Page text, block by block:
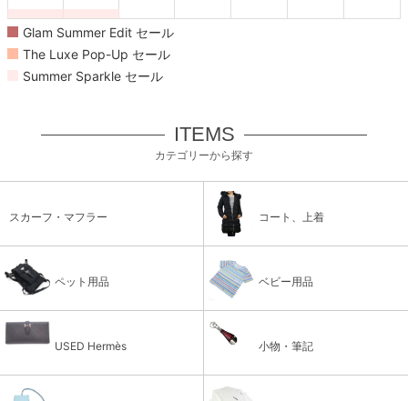
Glam Summer Edit セール
The Luxe Pop-Up セール
Summer Sparkle セール
ITEMS
カテゴリーから探す
スカーフ・マフラー コート、上着
ペット用品 ベビー用品
USED Hermès 小物・筆記